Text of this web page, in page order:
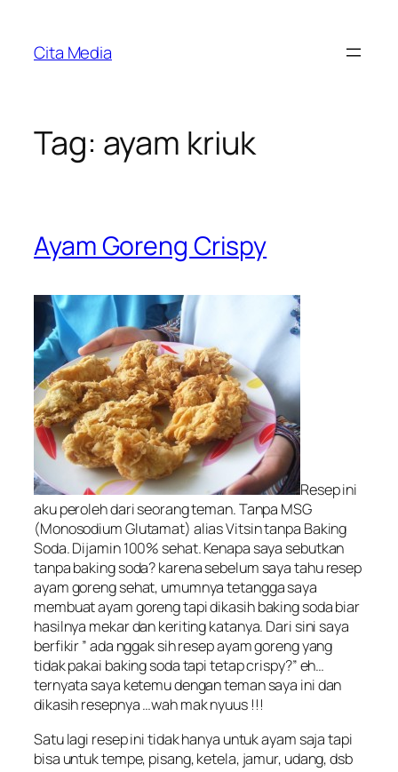
content
Cita Media
Tag: ayam kriuk
Ayam Goreng Crispy
Resep ini
aku peroleh dari seorang teman. Tanpa MSG
(Monosodium Glutamat) alias Vitsin tanpa Baking
Soda. Dijamin 100% sehat. Kenapa saya sebutkan
tanpa baking soda? karena sebelum saya tahu resep
ayam goreng sehat, umumnya tetangga saya
membuat ayam goreng tapi dikasih baking soda biar
hasilnya mekar dan keriting katanya. Dari sini saya
berfikir ” ada nggak sih resep ayam goreng yang
tidak pakai baking soda tapi tetap crispy?” eh…
ternyata saya ketemu dengan teman saya ini dan
dikasih resepnya …wah mak nyuus !!!
Satu lagi resep ini tidak hanya untuk ayam saja tapi
bisa untuk tempe, pisang, ketela, jamur, udang, dsb